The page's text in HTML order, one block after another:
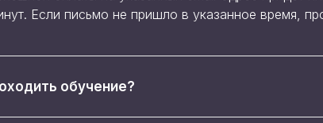
Если письмо не пришло в указанное время,
обучение?